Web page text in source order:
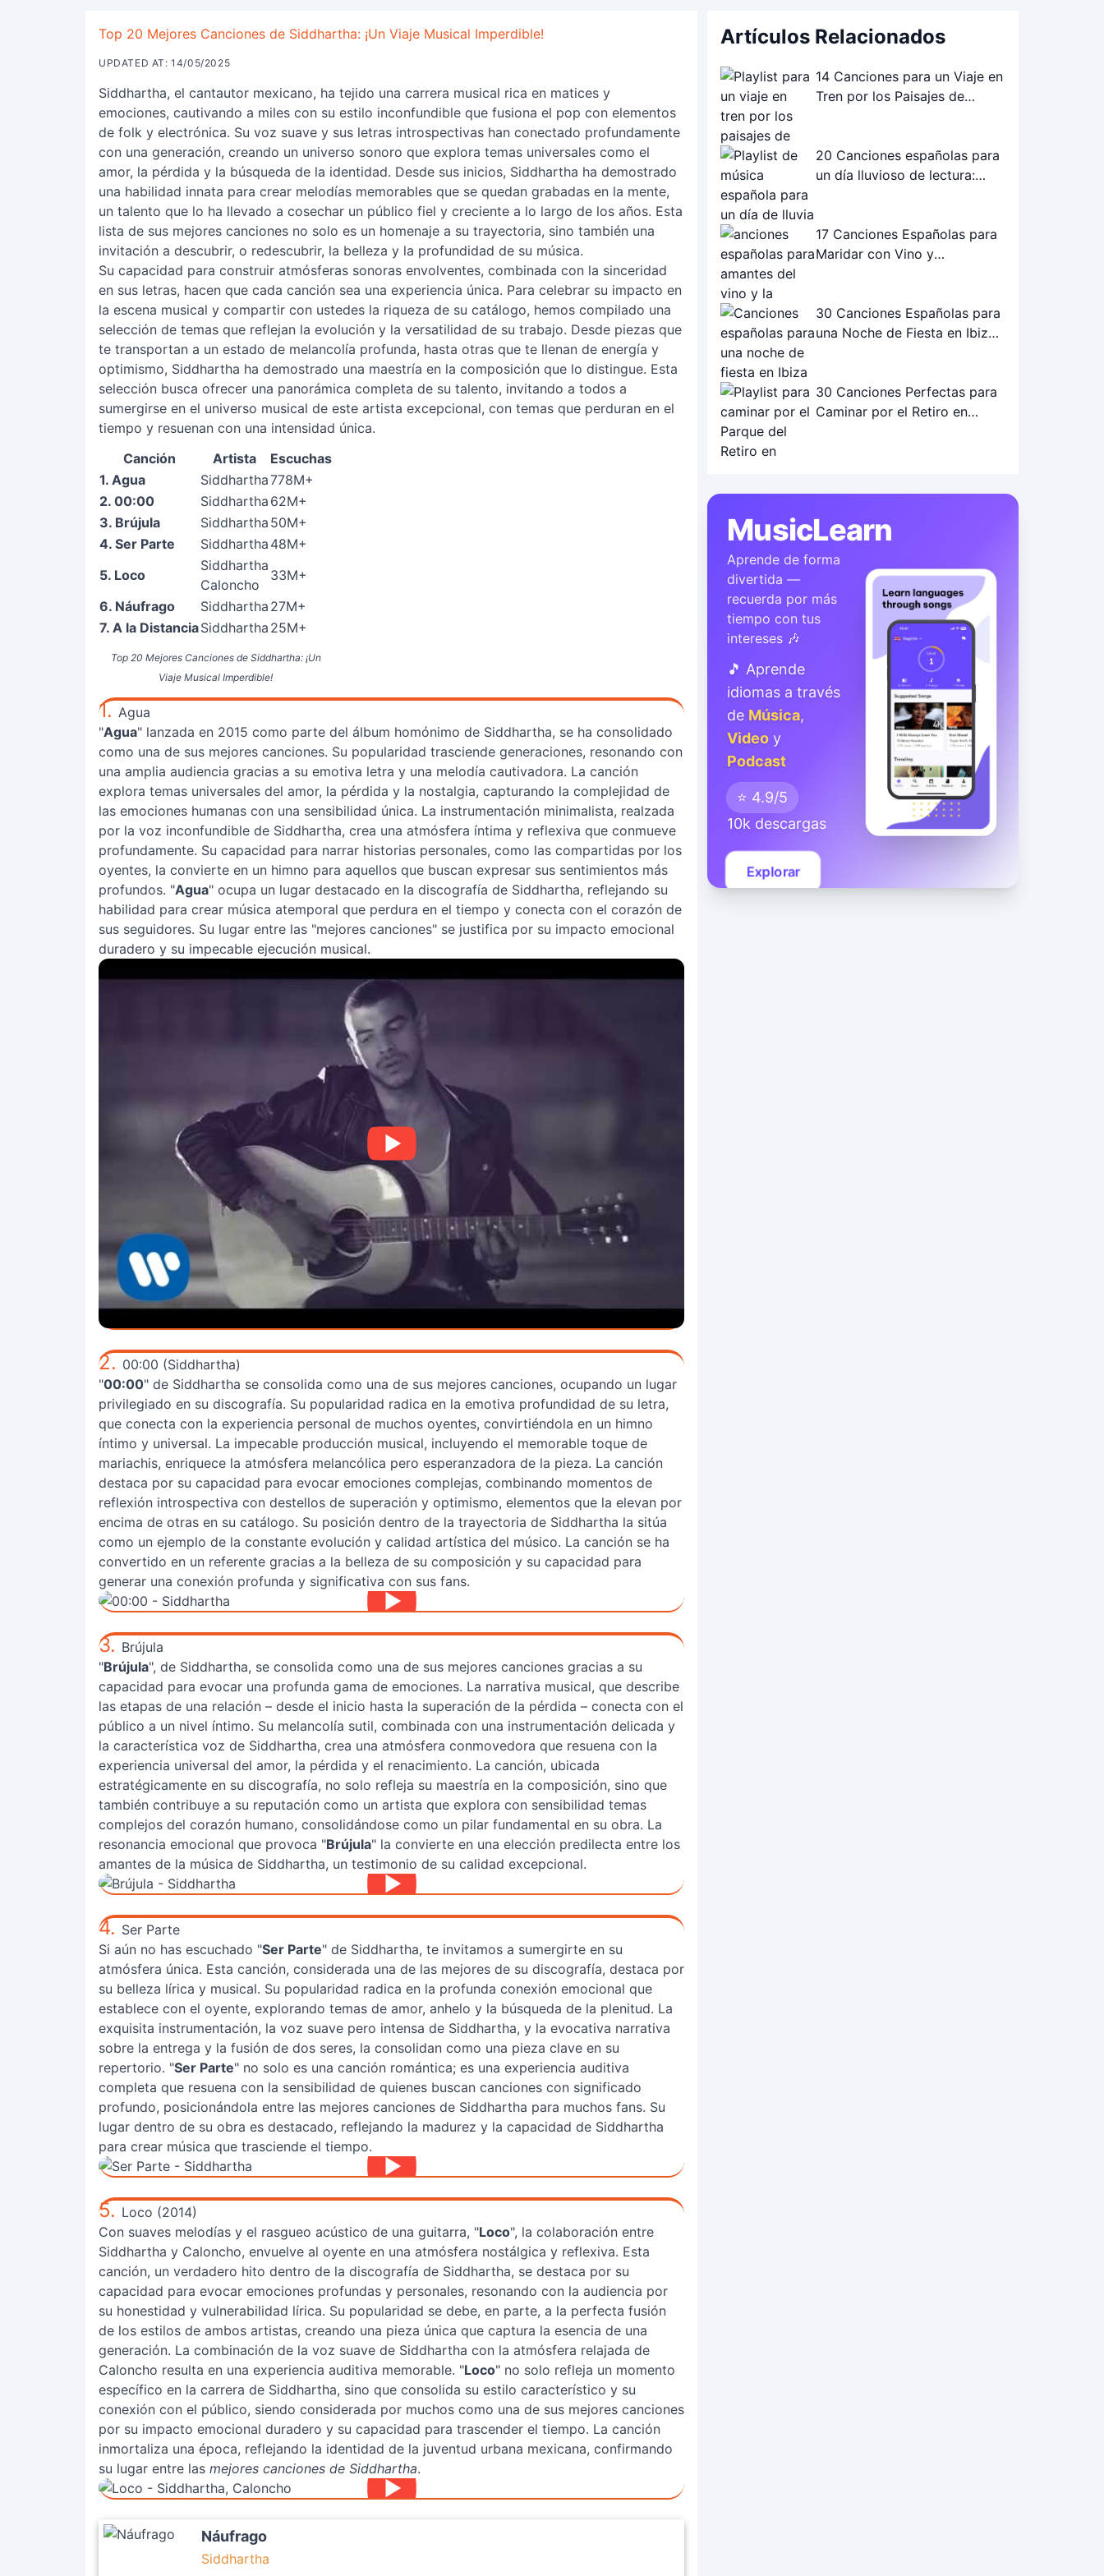
Top 20 Mejores Canciones de Siddhartha: ¡Un Viaje Musical Imperdible!
UPDATED AT: 14/05/2025
Siddhartha, el cantautor mexicano, ha tejido una carrera musical rica en matices y
emociones, cautivando a miles con su estilo inconfundible que fusiona el pop con elementos
de folk y electrónica. Su voz suave y sus letras introspectivas han conectado profundamente
con una generación, creando un universo sonoro que explora temas universales como el
amor, la pérdida y la búsqueda de la identidad. Desde sus inicios, Siddhartha ha demostrado
una habilidad innata para crear melodías memorables que se quedan grabadas en la mente,
un talento que lo ha llevado a cosechar un público fiel y creciente a lo largo de los años. Esta
lista de sus mejores canciones no solo es un homenaje a su trayectoria, sino también una
invitación a descubrir, o redescubrir, la belleza y la profundidad de su música.
Su capacidad para construir atmósferas sonoras envolventes, combinada con la sinceridad
en sus letras, hacen que cada canción sea una experiencia única. Para celebrar su impacto en
la escena musical y compartir con ustedes la riqueza de su catálogo, hemos compilado una
selección de temas que reflejan la evolución y la versatilidad de su trabajo. Desde piezas que
te transportan a un estado de melancolía profunda, hasta otras que te llenan de energía y
optimismo, Siddhartha ha demostrado una maestría en la composición que lo distingue. Esta
selección busca ofrecer una panorámica completa de su talento, invitando a todos a
sumergirse en el universo musical de este artista excepcional, con temas que perduran en el
tiempo y resuenan con una intensidad única.
Top 20 Mejores Canciones de Siddhartha: ¡Un
Viaje Musical Imperdible!
Canción Artista
Escuchas
1. Agua
Siddhartha778M+
2. 00:00
Siddhartha 62M+
3. Brújula
Siddhartha 50M+
4. Ser Parte
Siddhartha 48M+
5. Loco
Siddhartha
Caloncho
33M+
6. Náufrago
Siddhartha 27M+
7. A la DistanciaSiddhartha 25M+
1. Agua
"Agua" lanzada en 2015 como parte del álbum homónimo de Siddhartha, se ha consolidado
como una de sus mejores canciones. Su popularidad trasciende generaciones, resonando con
una amplia audiencia gracias a su emotiva letra y una melodía cautivadora. La canción
explora temas universales del amor, la pérdida y la nostalgia, capturando la complejidad de
las emociones humanas con una sensibilidad única. La instrumentación minimalista, realzada
por la voz inconfundible de Siddhartha, crea una atmósfera íntima y reflexiva que conmueve
profundamente. Su capacidad para narrar historias personales, como las compartidas por los
oyentes, la convierte en un himno para aquellos que buscan expresar sus sentimientos más
profundos. "Agua" ocupa un lugar destacado en la discografía de Siddhartha, reflejando su
habilidad para crear música atemporal que perdura en el tiempo y conecta con el corazón de
sus seguidores. Su lugar entre las "mejores canciones" se justifica por su impacto emocional
duradero y su impecable ejecución musical.
2. 00:00 (Siddhartha)
"00:00" de Siddhartha se consolida como una de sus mejores canciones, ocupando un lugar
privilegiado en su discografía. Su popularidad radica en la emotiva profundidad de su letra,
que conecta con la experiencia personal de muchos oyentes, convirtiéndola en un himno
íntimo y universal. La impecable producción musical, incluyendo el memorable toque de
mariachis, enriquece la atmósfera melancólica pero esperanzadora de la pieza. La canción
destaca por su capacidad para evocar emociones complejas, combinando momentos de
reflexión introspectiva con destellos de superación y optimismo, elementos que la elevan por
encima de otras en su catálogo. Su posición dentro de la trayectoria de Siddhartha la sitúa
como un ejemplo de la constante evolución y calidad artística del músico. La canción se ha
convertido en un referente gracias a la belleza de su composición y su capacidad para
generar una conexión profunda y significativa con sus fans.
3. Brújula
"Brújula", de Siddhartha, se consolida como una de sus mejores canciones gracias a su
capacidad para evocar una profunda gama de emociones. La narrativa musical, que describe
las etapas de una relación – desde el inicio hasta la superación de la pérdida – conecta con el
público a un nivel íntimo. Su melancolía sutil, combinada con una instrumentación delicada y
la característica voz de Siddhartha, crea una atmósfera conmovedora que resuena con la
experiencia universal del amor, la pérdida y el renacimiento. La canción, ubicada
estratégicamente en su discografía, no solo refleja su maestría en la composición, sino que
también contribuye a su reputación como un artista que explora con sensibilidad temas
complejos del corazón humano, consolidándose como un pilar fundamental en su obra. La
resonancia emocional que provoca "Brújula" la convierte en una elección predilecta entre los
amantes de la música de Siddhartha, un testimonio de su calidad excepcional.
4. Ser Parte
Si aún no has escuchado "Ser Parte" de Siddhartha, te invitamos a sumergirte en su
atmósfera única. Esta canción, considerada una de las mejores de su discografía, destaca por
su belleza lírica y musical. Su popularidad radica en la profunda conexión emocional que
establece con el oyente, explorando temas de amor, anhelo y la búsqueda de la plenitud. La
exquisita instrumentación, la voz suave pero intensa de Siddhartha, y la evocativa narrativa
sobre la entrega y la fusión de dos seres, la consolidan como una pieza clave en su
repertorio. "Ser Parte" no solo es una canción romántica; es una experiencia auditiva
completa que resuena con la sensibilidad de quienes buscan canciones con significado
profundo, posicionándola entre las mejores canciones de Siddhartha para muchos fans. Su
lugar dentro de su obra es destacado, reflejando la madurez y la capacidad de Siddhartha
para crear música que trasciende el tiempo.
5. Loco (2014)
Con suaves melodías y el rasgueo acústico de una guitarra, "Loco", la colaboración entre
Siddhartha y Caloncho, envuelve al oyente en una atmósfera nostálgica y reflexiva. Esta
canción, un verdadero hito dentro de la discografía de Siddhartha, se destaca por su
capacidad para evocar emociones profundas y personales, resonando con la audiencia por
su honestidad y vulnerabilidad lírica. Su popularidad se debe, en parte, a la perfecta fusión
de los estilos de ambos artistas, creando una pieza única que captura la esencia de una
generación. La combinación de la voz suave de Siddhartha con la atmósfera relajada de
Caloncho resulta en una experiencia auditiva memorable. "Loco" no solo refleja un momento
específico en la carrera de Siddhartha, sino que consolida su estilo característico y su
conexión con el público, siendo considerada por muchos como una de sus mejores canciones
por su impacto emocional duradero y su capacidad para trascender el tiempo. La canción
inmortaliza una época, reflejando la identidad de la juventud urbana mexicana, confirmando
su lugar entre las mejores canciones de Siddhartha.
Náufrago
Siddhartha
Artículos Relacionados
14 Canciones para un Viaje en
Tren por los Paisajes de
20 Canciones españolas para
un día lluvioso de lectura:
17 Canciones Españolas para
Maridar con Vino y
30 Canciones Españolas para
una Noche de Fiesta en Ibiza:
30 Canciones Perfectas para
Caminar por el Retiro en
MusicLearn
Aprende de forma
divertida —
recuerda por más
tiempo con tus
intereses 🎶
🎵 Aprende
idiomas a través
de Música,
Video y
Podcast
⭐ 4.9/5
10k descargas
Explorar